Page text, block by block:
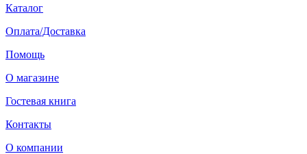
Каталог
Оплата/Доставка
Помощь
О магазине
Гостевая книга
Контакты
О компании